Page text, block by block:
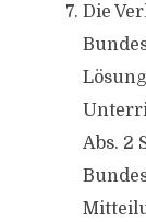
Die
Abs. 2